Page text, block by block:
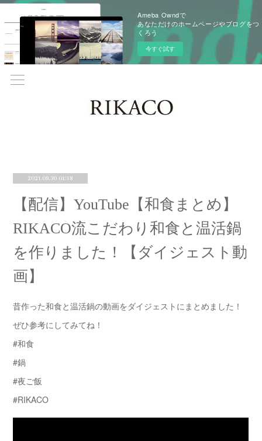
Ameba Owndで
あなただけのホームページやブログをつ
くろう
今すぐ試す
2021.09.30 01:58
【配信】YouTube【和食まとめ】
RIKACO流こだわり和食と温活鍋
を作りました！【ダイジェスト動
画】
昔作った和食と温活鍋の動画をダイジェストにまとめました！
ぜひ参考にしてみてね！
#和食
#鍋
#夜ご飯
#RIKACO